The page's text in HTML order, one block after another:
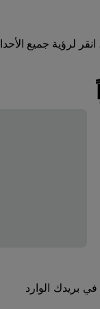
لرؤية جميع
بريدك الوارد